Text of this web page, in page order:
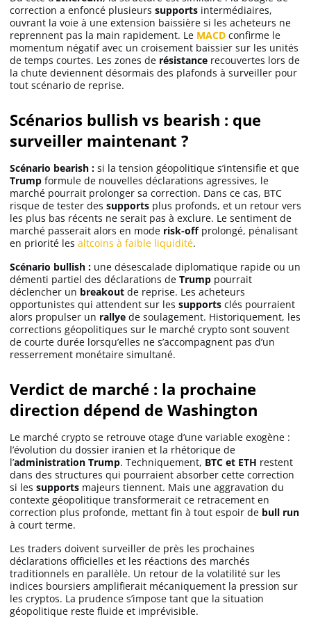
correction a enfoncé plusieurs supports intermédiaires,
ouvrant la voie à une extension baissière si les acheteurs ne
reprennent pas la main rapidement. Le MACD confirme le
momentum négatif avec un croisement baissier sur les unités
de temps courtes. Les zones de résistance recouvertes lors de
la chute deviennent désormais des plafonds à surveiller pour
tout scénario de reprise.
Scénarios bullish vs bearish : que
surveiller maintenant ?
Scénario bearish : si la tension géopolitique s’intensifie et que
Trump formule de nouvelles déclarations agressives, le
marché pourrait prolonger sa correction. Dans ce cas, BTC
risque de tester des supports plus profonds, et un retour vers
les plus bas récents ne serait pas à exclure. Le sentiment de
marché passerait alors en mode risk-offprolongé, pénalisant
en priorité les altcoins à faible liquidité.
Scénario bullish : une désescalade diplomatique rapide ou un
démenti partiel des déclarations de Trump pourrait
déclencher un breakout de reprise. Les acheteurs
opportunistes qui attendent sur les supports clés pourraient
alors propulser un rallye de soulagement. Historiquement, les
corrections géopolitiques sur le marché crypto sont souvent
de courte durée lorsqu’elles ne s’accompagnent pas d’un
resserrement monétaire simultané.
Verdict de marché : la prochaine
direction dépend de Washington
Le marché crypto se retrouve otage d’une variable exogène :
l’évolution du dossier iranien et la rhétorique de
l’administration Trump. Techniquement, BTC et ETH restent
dans des structures qui pourraient absorber cette correction
si les supports majeurs tiennent. Mais une aggravation du
contexte géopolitique transformerait ce retracement en
correction plus profonde, mettant fin à tout espoir de bull run
à court terme.
Les traders doivent surveiller de près les prochaines
déclarations officielles et les réactions des marchés
traditionnels en parallèle. Un retour de la volatilité sur les
indices boursiers amplifierait mécaniquement la pression sur
les cryptos. La prudence s’impose tant que la situation
géopolitique reste fluide et imprévisible.